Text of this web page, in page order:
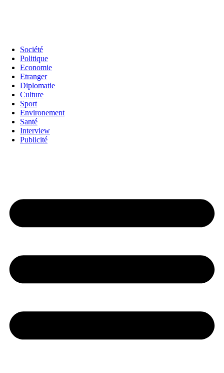
Société
Politique
Economie
Etranger
Diplomatie
Culture
Sport
Environement
Santé
Interview
Publicité